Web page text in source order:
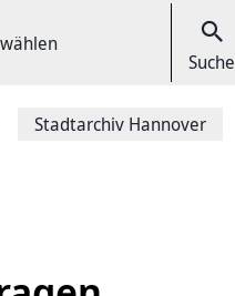
Suche
Stadtarchiv Hannover